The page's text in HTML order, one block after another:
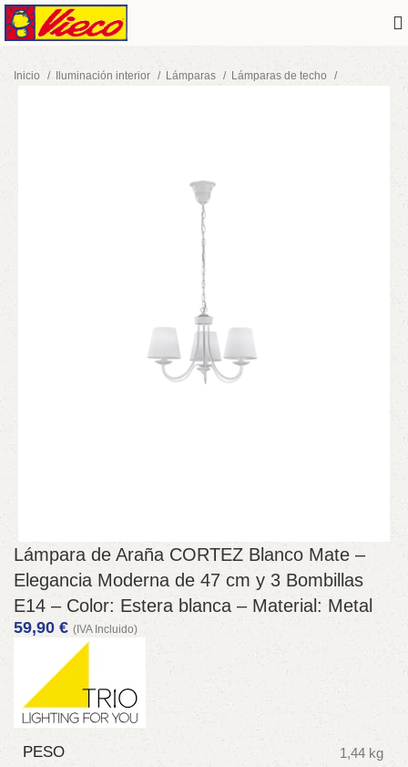
Inicio Iluminación interior Lámparas Lámparas de techo
Lámpara de Araña CORTEZ Blanco Mate –
Elegancia Moderna de 47 cm y 3 Bombillas
E14 – Color: Estera blanca – Material: Metal
59,90 € (IVA Incluido)
PESO 1,44 kg